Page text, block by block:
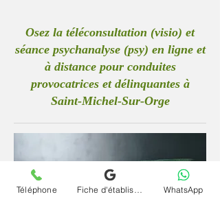
Osez la téléconsultation (visio) et
séance psychanalyse (psy) en ligne et
à distance pour conduites
provocatrices et délinquantes à
Saint-Michel-Sur-Orge
Téléphone WhatsApp